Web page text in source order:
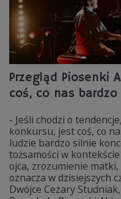
Przegląd Piosenki
coś, co nas bardzo
- Jeśli chodzi o
konkursu, jest coś, co
ludzie bardzo silnie
tożsamości w
ojca, zrozumienie
oznacza w dzisiejszych
Dwójce Cezary